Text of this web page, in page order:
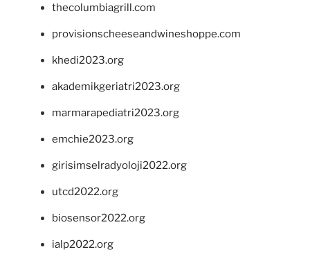
thecolumbiagrill.com
provisionscheeseandwineshoppe.com
khedi2023.org
akademikgeriatri2023.org
marmarapediatri2023.org
emchie2023.org
girisimselradyoloji2022.org
utcd2022.org
biosensor2022.org
ialp2022.org